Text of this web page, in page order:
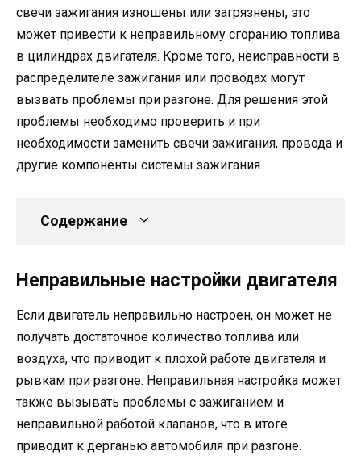
свечи зажигания изношены или загрязнены, это
может привести к неправильному сгоранию топлива
в цилиндрах двигателя. Кроме того, неисправности в
распределителе зажигания или проводах могут
вызвать проблемы при разгоне. Для решения этой
проблемы необходимо проверить и при
необходимости заменить свечи зажигания, провода и
другие компоненты системы зажигания.
Содержание
Неправильные настройки двигателя
Если двигатель неправильно настроен, он может не
получать достаточное количество топлива или
воздуха, что приводит к плохой работе двигателя и
рывкам при разгоне. Неправильная настройка может
также вызывать проблемы с зажиганием и
неправильной работой клапанов, что в итоге
приводит к дерганью автомобиля при разгоне.